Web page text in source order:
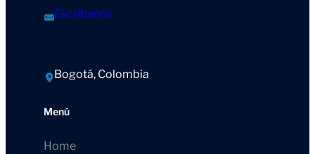
Escríbenos
Bogotá, Colombia
Menú
Home